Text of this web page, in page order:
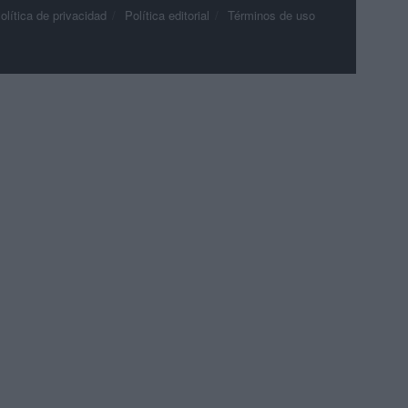
de privacidad Política editorial Términos de uso